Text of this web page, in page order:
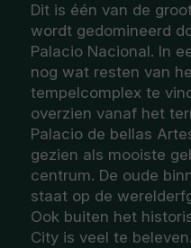
Dit is één van de
wordt gedomineerd
Palacio Nacional. In
nog wat resten van
tempelcomplex te
overzien vanaf het
Palacio de bellas
gezien als mooiste
centrum. De oude
staat op de
Ook buiten het
City is veel te